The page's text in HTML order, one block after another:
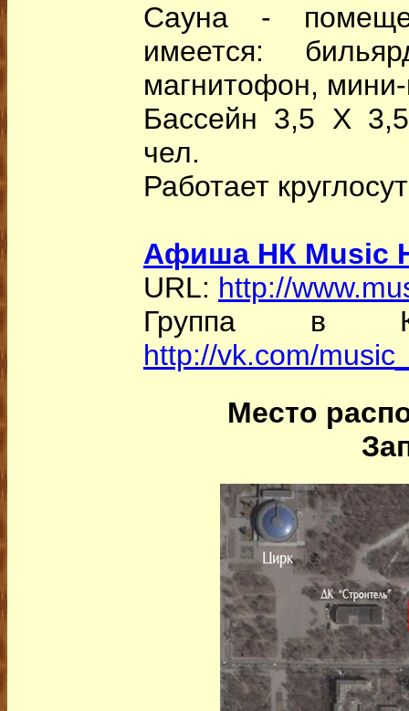
Сауна -
имеется:
магнитофон, мини-
Бассейн 3,5 X
чел.
Работает
Афиша НК Music
URL: http://
Группа в
http://vk.com/
Место